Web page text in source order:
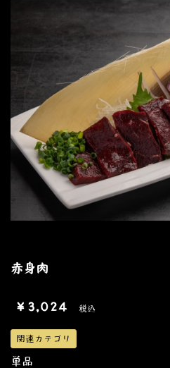
赤身肉
￥3,024 税込
関連カテゴリ
単品